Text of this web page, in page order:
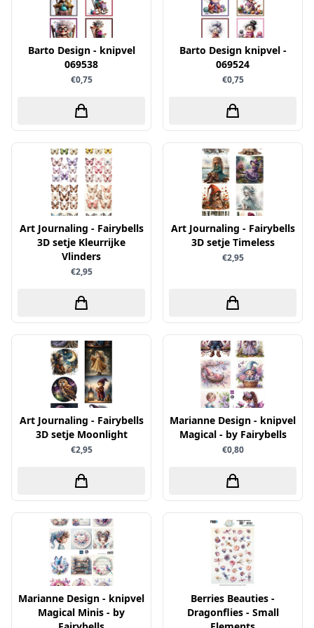
Little Birdie
Maja Design
Marianne Design
Marij Rahder
Memento
Mintay
Morgana Fantasy
Nellie Snellen
Nellie's Choice
Nuvo
Overige
Paper Boutique
Paperfuel
Papers for You
Piatek13
Precious Marieke
Prills
Pronty
Ranger
Reprint
Scrap-Boys
ScrapAndMe
Sizzix
Sparkles
Spectrum Noir
Spellbinders
Barto Design - knipvel
069538
€0,75
Barto Design knipvel -
069524
€0,75
Art Journaling - Fairybells
3D setje Kleurrijke
Vlinders
€2,95
Art Journaling - Fairybells
3D setje Timeless
€2,95
Art Journaling - Fairybells
3D setje Moonlight
€2,95
Marianne Design - knipvel
Magical - by Fairybells
€0,80
Marianne Design - knipvel
Magical Minis - by
Berries Beauties -
Dragonflies - Small